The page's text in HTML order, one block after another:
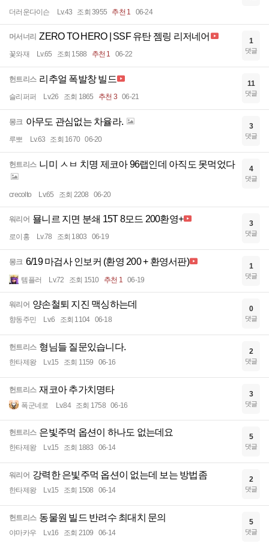
더러운다이슨 Lv.43 조회 3955 추천 1 06-24
머서너리 ZERO TO HERO | SSF 유탄 젬링 리저네어
꽃와재 Lv.65 조회 1588 추천 1 06-22
1
댓글
헌트리스 리추얼 폭발창 빌드
슬리퍼퍼 Lv.26 조회 1865 추천 3 06-21
11
댓글
몽크 아무도 관심없는 차율라.
루뽀 Lv.63 조회 1670 06-20
3
댓글
헌트리스 니미 ㅅㅂ 치명 제코아 96랩인데 아직도 못먹었다
crecolto Lv.65 조회 2208 06-20
4
댓글
워리어 묠니르 지면 분쇄 15T 8모드 200환영+
로이홍 Lv.78 조회 1803 06-19
3
댓글
몽크 6/19 마검사 인보커 (환영 200 + 환영서판)
템플러 Lv.72 조회 1510 추천 1 06-19
1
댓글
워리어 양손철퇴 지진 맥싱하는데
향동주민 Lv.6 조회 1104 06-18
0
댓글
헌트리스 형님들 질문있습니다.
한타제왕 Lv.15 조회 1159 06-16
2
댓글
헌트리스 재코아 추가치명타
폭군네로 Lv.84 조회 1758 06-16
3
댓글
헌트리스 은빛주먹 옵션이 하나도 없는데요
한타제왕 Lv.15 조회 1883 06-14
5
댓글
워리어 강력한 은빛주먹 옵션이 없는데 보는 방법좀
한타제왕 Lv.15 조회 1508 06-14
2
댓글
헌트리스 동물원 빌드 반려수 최대치 문의
야마카우 Lv.16 조회 2109 06-14
5
댓글